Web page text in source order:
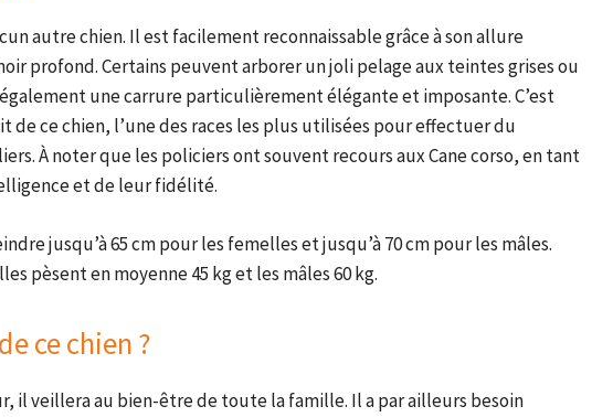
autre chien. Il est facilement reconnaissable grâce à son allure
profond. Certains peuvent arborer un joli pelage aux teintes grises ou
également une carrure particulièrement élégante et imposante. C’est
de ce chien, l’une des races les plus utilisées pour effectuer du
À noter que les policiers ont souvent recours aux Cane corso, en tant
et de leur fidélité.
jusqu’à 65 cm pour les femelles et jusqu’à 70 cm pour les mâles.
pèsent en moyenne 45 kg et les mâles 60 kg.
ce chien ?
il veillera au bien-être de toute la famille. Il a par ailleurs besoin